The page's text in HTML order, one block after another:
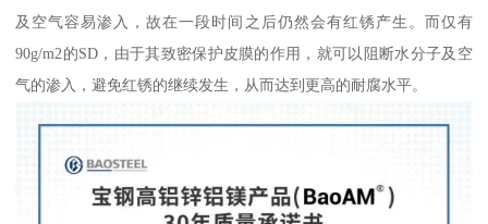
及空气容易渗入，故在一段时间之后仍然会有红锈产生。而仅有
90g/m2的SD，由于其致密保护皮膜的作用，就可以阻断水分子及空
气的渗入，避免红锈的继续发生，从而达到更高的耐腐水平。